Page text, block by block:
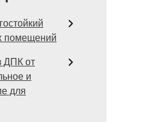
помещений
ДПК от
и
для